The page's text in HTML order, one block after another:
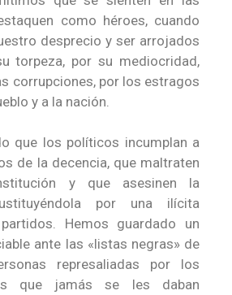
como héroes, cuando
desprecio y ser arrojados
torpeza, por su mediocridad,
corrupciones, por los estragos
y a la nación.
que los políticos incumplan a
de la decencia, que maltraten
y que asesinen la
por una ilícita
Hemos guardado un
ante las «listas negras» de
represaliadas por los
que jamás se les daban